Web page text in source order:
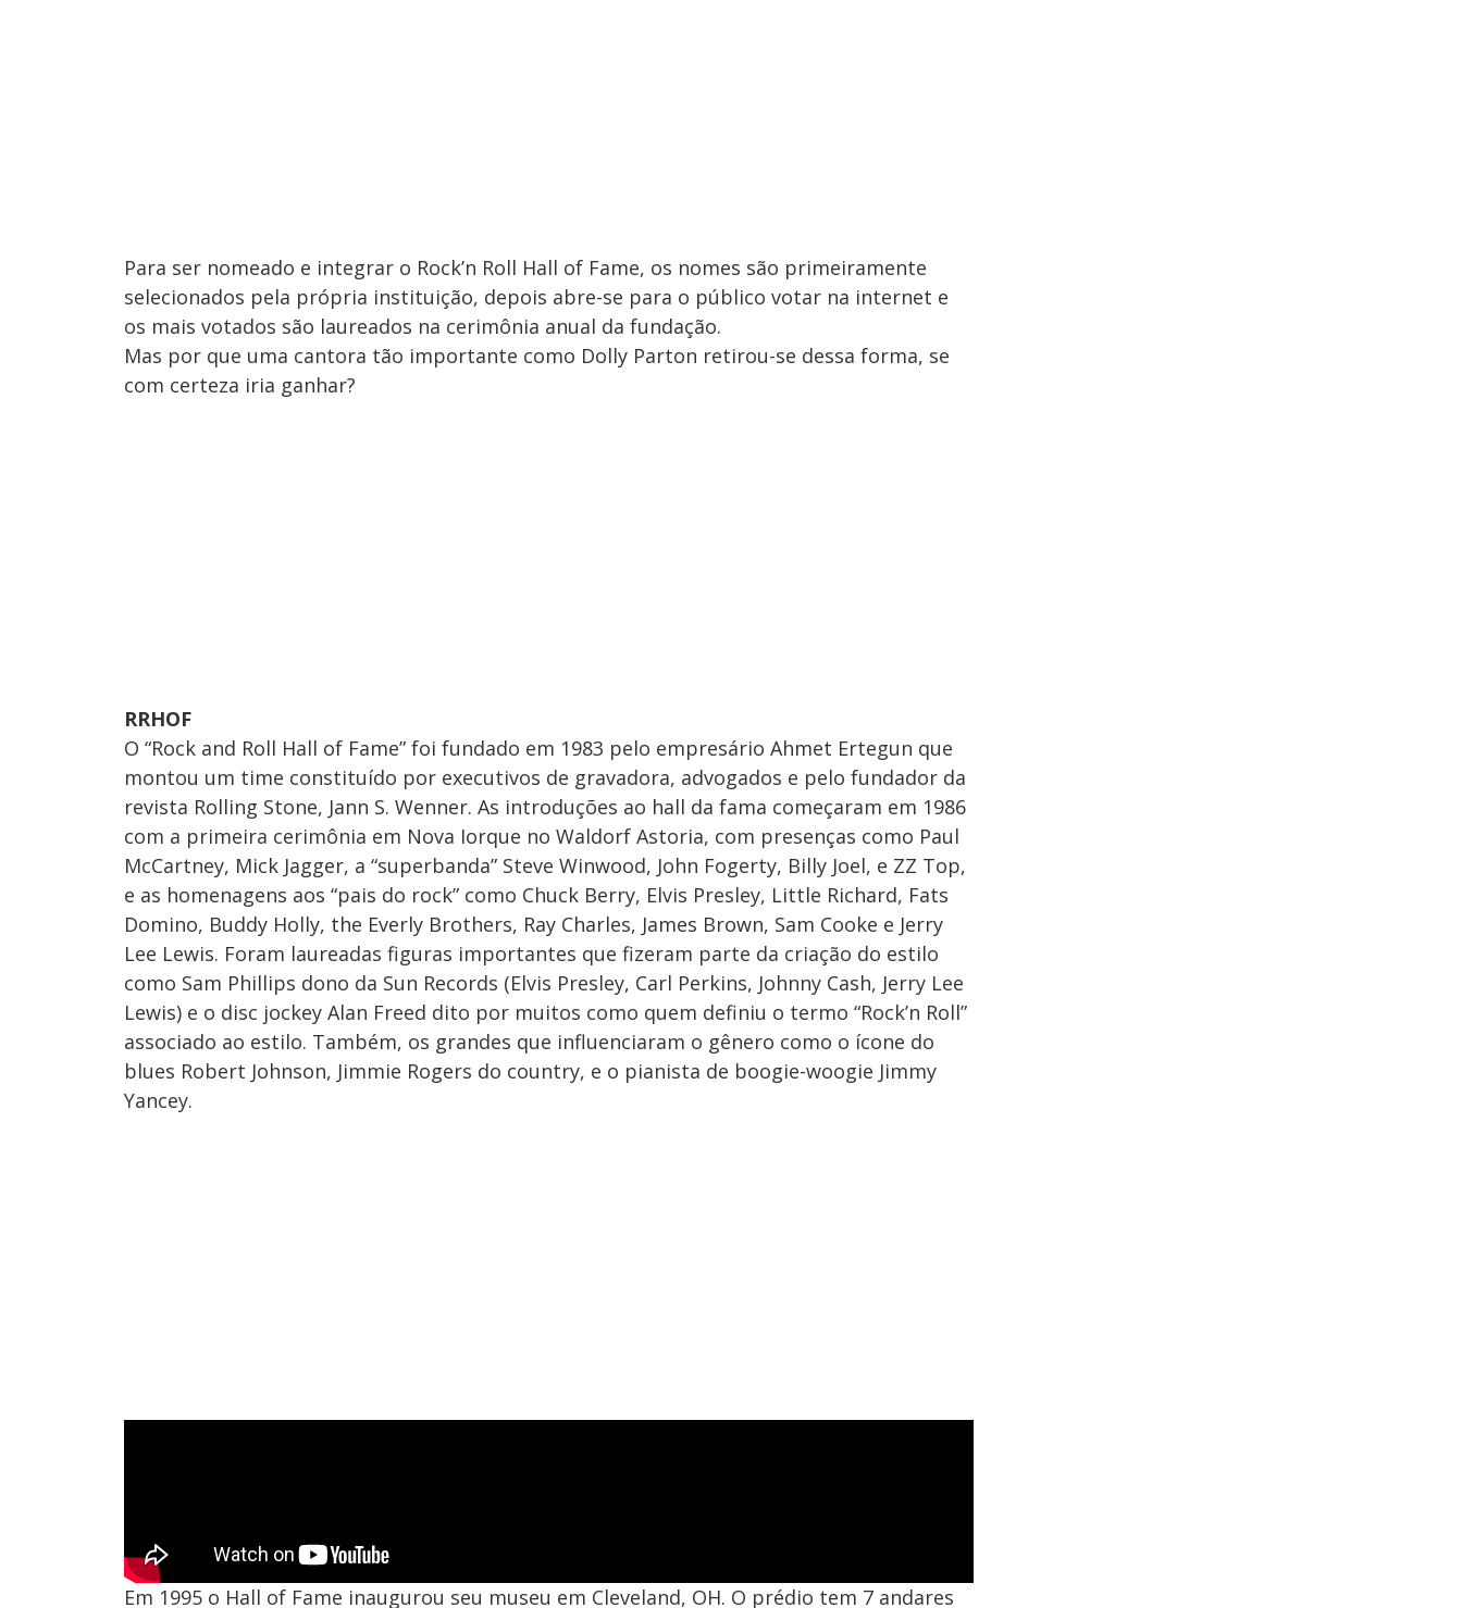
Para ser nomeado e integrar o Rock’n Roll Hall of Fame, os nomes são primeiramente
selecionados pela própria instituição, depois abre-se para o público votar na internet e
os mais votados são laureados na cerimônia anual da fundação.
Mas por que uma cantora tão importante como Dolly Parton retirou-se dessa forma, se
com certeza iria ganhar?
RRHOF
O “Rock and Roll Hall of Fame” foi fundado em 1983 pelo empresário Ahmet Ertegun que
montou um time constituído por executivos de gravadora, advogados e pelo fundador da
revista Rolling Stone, Jann S. Wenner. As introduções ao hall da fama começaram em 1986
com a primeira cerimônia em Nova Iorque no Waldorf Astoria, com presenças como Paul
McCartney, Mick Jagger, a “superbanda” Steve Winwood, John Fogerty, Billy Joel, e ZZ Top,
e as homenagens aos “pais do rock” como Chuck Berry, Elvis Presley, Little Richard, Fats
Domino, Buddy Holly, the Everly Brothers, Ray Charles, James Brown, Sam Cooke e Jerry
Lee Lewis. Foram laureadas figuras importantes que fizeram parte da criação do estilo
como Sam Phillips dono da Sun Records (Elvis Presley, Carl Perkins, Johnny Cash, Jerry Lee
Lewis) e o disc jockey Alan Freed dito por muitos como quem definiu o termo “Rock’n Roll”
associado ao estilo. Também, os grandes que influenciaram o gênero como o ícone do
blues Robert Johnson, Jimmie Rogers do country, e o pianista de boogie-woogie Jimmy
Yancey.
Em 1995 o Hall of Fame inaugurou seu museu em Cleveland, OH. O prédio tem 7 andares